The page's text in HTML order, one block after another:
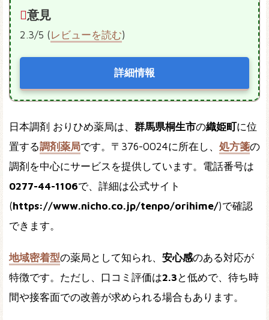
意見
2.3/5 (レビューを読む)
詳細情報
日本調剤 おりひめ薬局は、 群馬県桐生市の織姫町に位
置する調剤薬局です。〒376-0024に所在し、 処方箋の
調剤を中心にサービスを提供しています。電話番号は
0277-44-1106で、詳細は公式サイト
(https://www.nicho.co.jp/tenpo/orihime/)で確認
できます。
地域密着型の薬局として知られ、 安心感のある対応が
特徴です。ただし、口コミ評価は2.3 と低めで、待ち時
間や接客面での改善が求められる場合もあります。